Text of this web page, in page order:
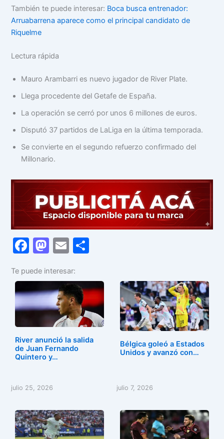
También te puede interesar: Boca busca entrenador:
Arruabarrena aparece como el principal candidato de
Riquelme
Lectura rápida
Mauro Arambarri es nuevo jugador de River Plate.
Llega procedente del Getafe de España.
La operación se cerró por unos 6 millones de euros.
Disputó 37 partidos de LaLiga en la última temporada.
Se convierte en el segundo refuerzo confirmado del
Millonario.
F
c
e
b
o
o
k
M
st
o
d
o
n
E
ai
l
m
p
ar
tir
Te puede interesar:
River anunció la salida
de Juan Fernando
Quintero y…
julio 25, 2026
Bélgica goleó a Estados
Unidos y avanzó con…
julio 7, 2026